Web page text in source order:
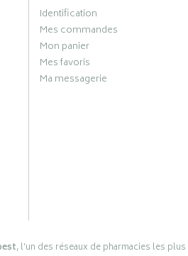
Identification
Mes commandes
Mon panier
Mes favoris
Ma messagerie
, l’un des réseaux de pharmacies les